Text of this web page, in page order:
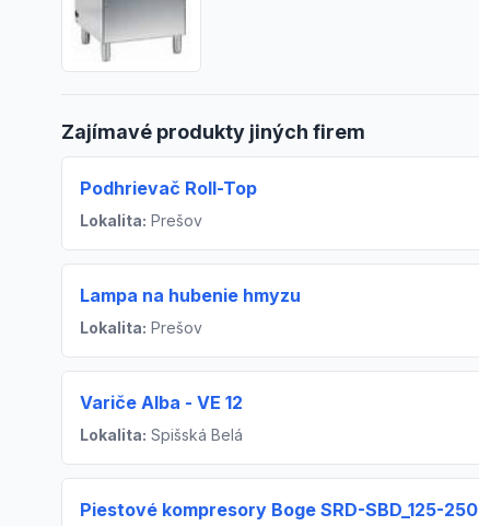
Zajímavé produkty jiných firem
Podhrievač Roll-Top
Lokalita: Prešov
Lampa na hubenie hmyzu
Lokalita: Prešov
Variče Alba - VE 12
Lokalita: Spišská Belá
Piestové kompresory Boge SRD-SBD_125-250